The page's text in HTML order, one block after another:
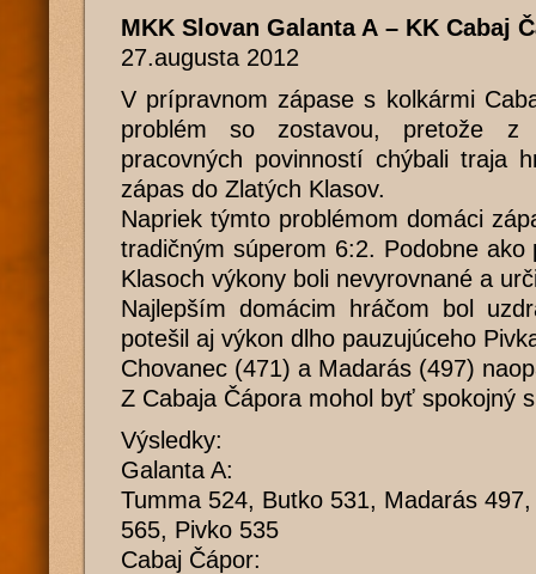
MKK Slovan Galanta A – KK Cabaj
27.augusta 2012
V prípravnom zápase s kolkármi
problém so zostavou, pretože z
pracovných povinností chýbali traja
zápas do Zlatých Klasov.
Napriek týmto problémom domáci
tradičným súperom 6:2. Podobne
Klasoch výkony boli nevyrovnané a
Najlepším domácim hráčom bol
potešil aj výkon dlho pauzujúceho
Chovanec (471) a Madarás (497)
Z Cabaja Čápora mohol byť spokojný
Výsledky:
Galanta A:
Tumma 524, Butko 531, Madarás
565, Pivko 535
Cabaj Čápor: